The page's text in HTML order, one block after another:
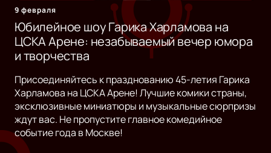
9 февраля
Юбилейное шоу Гарика Харламова на
ЦСКА Арене: незабываемый вечер юмора
и творчества
Присоединяйтесь к празднованию 45-летия Гарика
Харламова на ЦСКА Арене! Лучшие комики страны,
эксклюзивные миниатюры и музыкальные сюрпризы
ждут вас. Не пропустите главное комедийное
событие года в Москве!